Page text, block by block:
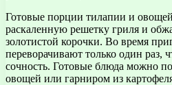
Готовые порции тилапии и
раскаленную решетку гриля и
золотистой корочки. Во время
переворачивают только один раз,
сочность. Готовые блюда можно
овощей или гарниром из